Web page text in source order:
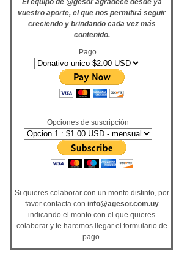
El equipo de @gesor agradece desde ya
vuestro aporte, el que nos permitirá seguir
creciendo y brindando cada vez más
contenido.
Pago
Opciones de suscripción
Si quieres colaborar con un monto distinto, por
favor contacta con info@agesor.com.uy
indicando el monto con el que quieres
colaborar y te haremos llegar el formulario de
pago.